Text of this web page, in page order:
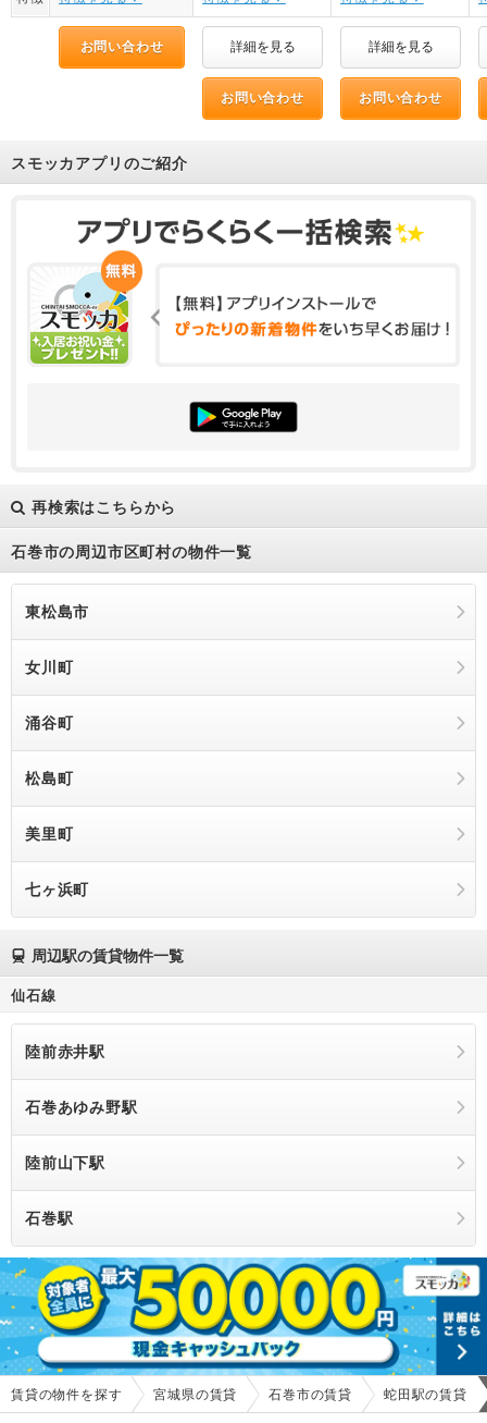
お問い合わせ 詳細を見る 詳細を見る
お問い合わせ お問い合わせ
スモッカアプリのご紹介
再検索はこちらから
石巻市の周辺市区町村の物件一覧
東松島市
女川町
涌谷町
松島町
美里町
七ヶ浜町
周辺駅の賃貸物件一覧
仙石線
陸前赤井駅
石巻あゆみ野駅
陸前山下駅
石巻駅
賃貸の物件を探す 宮城県の賃貸 石巻市の賃貸 蛇田駅の賃貸